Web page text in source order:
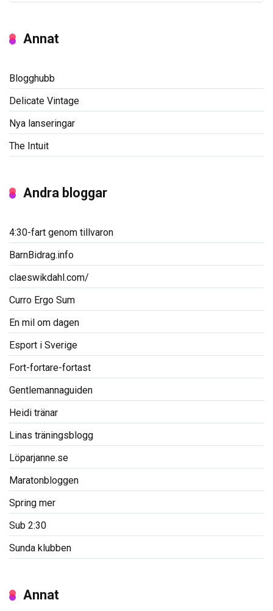
Annat
Blogghubb
Delicate Vintage
Nya lanseringar
The Intuit
Andra bloggar
4:30-fart genom tillvaron
BarnBidrag.info
claeswikdahl.com/
Curro Ergo Sum
En mil om dagen
Esport i Sverige
Fort-fortare-fortast
Gentlemannaguiden
Heidi tränar
Linas träningsblogg
Löparjanne.se
Maratonbloggen
Spring mer
Sub 2:30
Sunda klubben
Annat